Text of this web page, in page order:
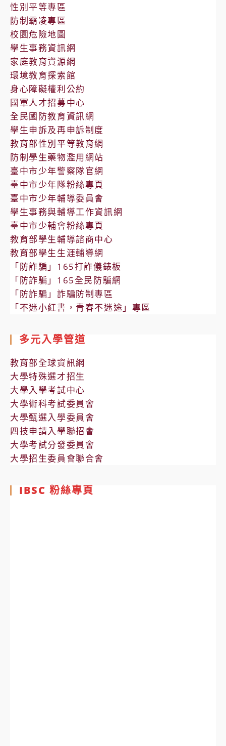
性別平等專區
防制霸凌專區
校園危險地圖
學生事務資訊網
家庭教育資源網
環境教育探索館
身心障礙權利公約
國軍人才招募中心
全民國防教育資訊網
學生申訴及再申訴制度
教育部性別平等教育網
防制學生藥物濫用網站
臺中市少年警察隊官網
臺中市少年隊粉絲專頁
臺中市少年輔導委員會
學生事務與輔導工作資訊網
臺中市少輔會粉絲專頁
教育部學生輔導諮商中心
教育部學生生涯輔導網
「防詐騙」165打詐儀錶板
「防詐騙」165全民防騙網
「防詐騙」詐騙防制專區
「不迷小紅書，青春不迷途」專區
多元入學管道
教育部全球資訊網
大學特殊選才招生
大學入學考試中心
大學術科考試委員會
大學甄選入學委員會
四技申請入學聯招會
大學考試分發委員會
大學招生委員會聯合會
IBSC 粉絲專頁